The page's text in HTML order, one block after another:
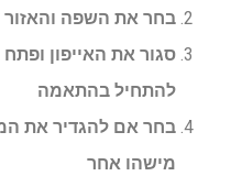
בחר את השפה
להתחיל בהתאמה
בחר אם להגדיר את
מישהו אחר